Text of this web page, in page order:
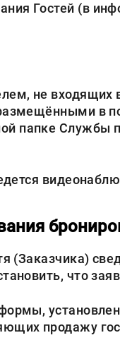
Гостей (в
не
в
папке Службы
(Заказчика)
что
продажу